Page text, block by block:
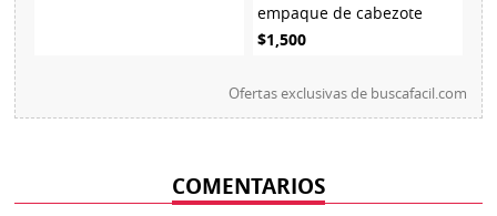
empaque de cabezote
$1,500
Ofertas exclusivas de buscafacil.com
COMENTARIOS